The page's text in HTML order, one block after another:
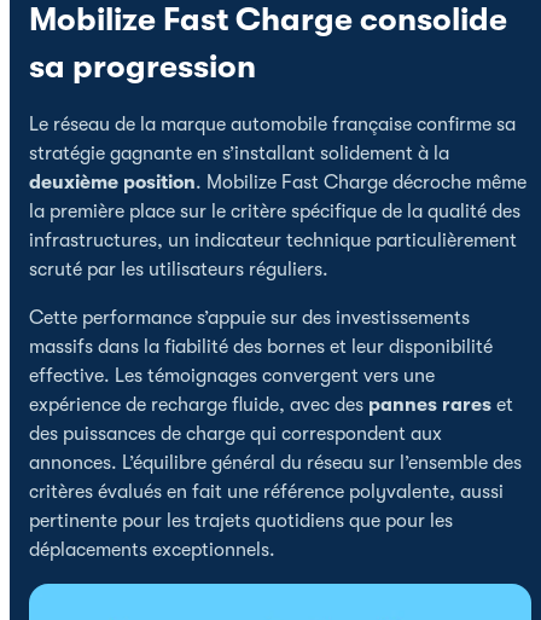
Mobilize Fast Charge consolide
sa progression
Le réseau de la marque automobile française confirme sa
stratégie gagnante en s’installant solidement à la
deuxième position. Mobilize Fast Charge décroche même
la première place sur le critère spécifique de la qualité des
infrastructures, un indicateur technique particulièrement
scruté par les utilisateurs réguliers.
Cette performance s’appuie sur des investissements
massifs dans la fiabilité des bornes et leur disponibilité
effective. Les témoignages convergent vers une
expérience de recharge fluide, avec des pannes rares et
des puissances de charge qui correspondent aux
annonces. L’équilibre général du réseau sur l’ensemble des
critères évalués en fait une référence polyvalente, aussi
pertinente pour les trajets quotidiens que pour les
déplacements exceptionnels.